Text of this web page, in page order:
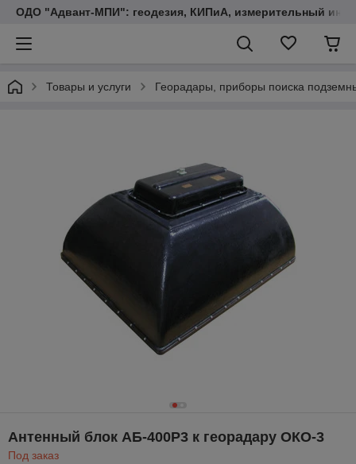
ОДО "Адвант-МПИ": геодезия, КИПиА, измерительный
Товары и услуги Георадары, приборы поиска
Антенный блок АБ-400Р3 к георадару ОКО-3
Под заказ